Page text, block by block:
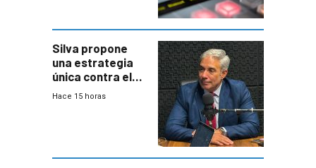
Silva propone
una estrategia
única contra el
narcotráfico y
Hace 15 horas